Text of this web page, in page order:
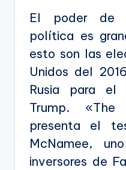
El poder de
política es
esto son las
Unidos del
Rusia para el
Trump. «The
presenta el
McNamee,
inversores de